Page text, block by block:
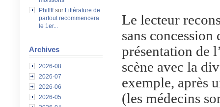
Philfffsur Littérature de
partout recommencera
le 1er...
Archives
2026-08
2026-07
2026-06
2026-05
Le lecteur
sans
présentation de
scène avec la
exemple, après
(les médecins